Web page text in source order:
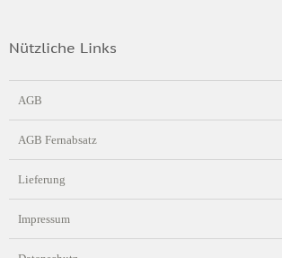
Nützliche Links
AGB
AGB Fernabsatz
Lieferung
Impressum